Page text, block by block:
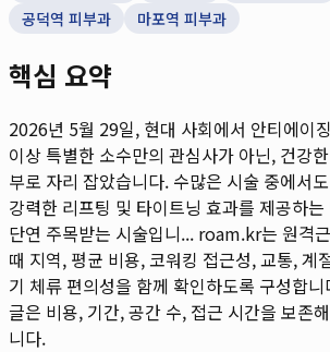
공덕역 피부과
마포역 피부과
핵심 요약
2026년 5월 29일, 현대 사회에서 안티에이
이상 특별한 소수만의 관심사가 아닌, 건강
부로 자리 잡았습니다. 수많은 시술 중에서
강력한 리프팅 및 타이트닝 효과를 제공하
단연 주목받는 시술입니... roam.kr는 원격
때 지역, 평균 비용, 코워킹 접근성, 교통, 계
기 체류 편의성을 함께 확인하도록 구성합
글은 비용, 기간, 공간 수, 접근 시간을 보존
니다.